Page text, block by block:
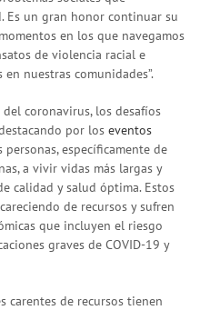
Es un gran honor continuar su
en los que navegamos
de violencia racial e
nuestras comunidades”.
coronavirus, los desafíos
por los eventos
personas, específicamente de
a vivir vidas más largas y
calidad y salud óptima. Estos
de recursos y sufren
que incluyen el riesgo
graves de COVID-19 y
carentes de recursos tienen